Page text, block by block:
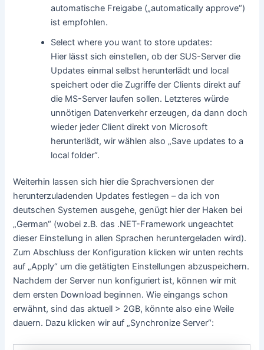
automatische Freigabe („automatically approve“)
ist empfohlen.
Select where you want to store updates:
Hier lässt sich einstellen, ob der SUS-Server die
Updates einmal selbst herunterlädt und local
speichert oder die Zugriffe der Clients direkt auf
die MS-Server laufen sollen. Letzteres würde
unnötigen Datenverkehr erzeugen, da dann doch
wieder jeder Client direkt von Microsoft
herunterlädt, wir wählen also „Save updates to a
local folder“.
Weiterhin lassen sich hier die Sprachversionen der
herunterzuladenden Updates festlegen – da ich von
deutschen Systemen ausgehe, genügt hier der Haken bei
„German“ (wobei z.B. das .NET-Framework ungeachtet
dieser Einstellung in allen Sprachen heruntergeladen wird).
Zum Abschluss der Konfiguration klicken wir unten rechts
auf „Apply“ um die getätigten Einstellungen abzuspeichern.
Nachdem der Server nun konfiguriert ist, können wir mit
dem ersten Download beginnen. Wie eingangs schon
erwähnt, sind das aktuell > 2GB, könnte also eine Weile
dauern. Dazu klicken wir auf „Synchronize Server“: